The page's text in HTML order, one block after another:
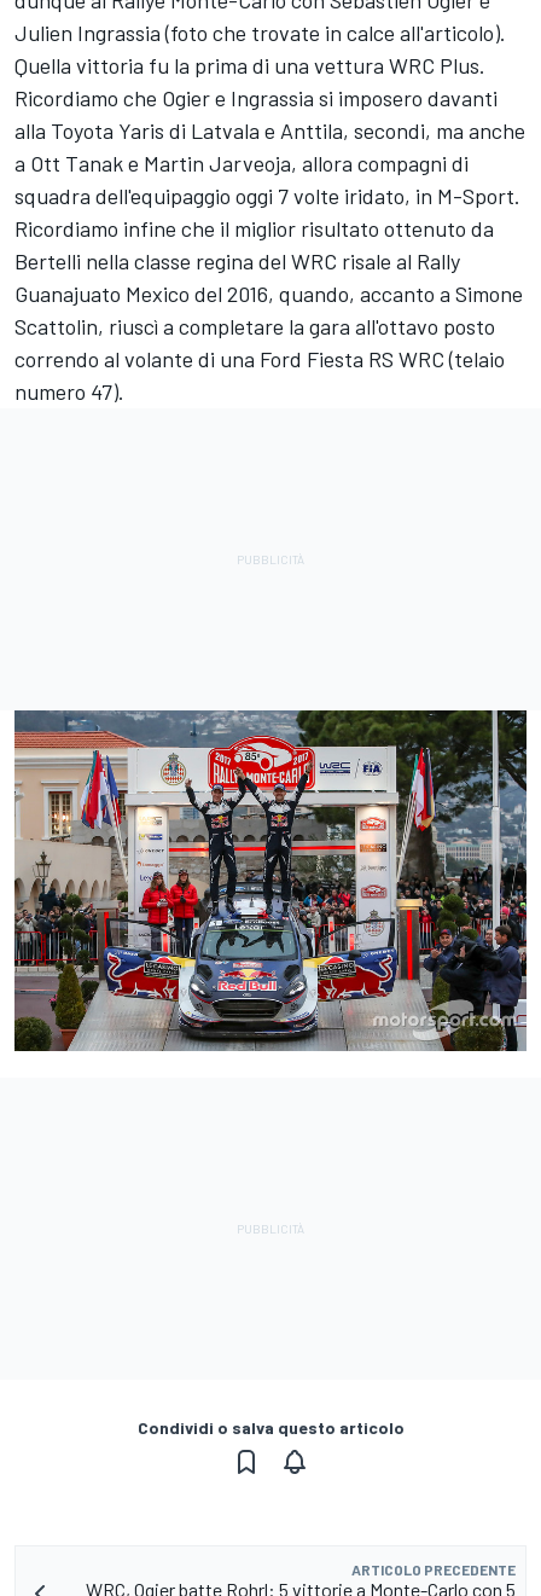
Julien Ingrassia (foto che trovate in calce all'articolo).
Quella vittoria fu la prima di una vettura WRC Plus.
Ricordiamo che Ogier e Ingrassia si imposero davanti
alla Toyota Yaris di Latvala e Anttila, secondi, ma anche
a Ott Tanak e Martin Jarveoja, allora compagni di
squadra dell'equipaggio oggi 7 volte iridato, in M-Sport.
Ricordiamo infine che il miglior risultato ottenuto da
Bertelli nella classe regina del WRC risale al Rally
Guanajuato Mexico del 2016, quando, accanto a Simone
Scattolin, riuscì a completare la gara all'ottavo posto
correndo al volante di una Ford Fiesta RS WRC (telaio
numero 47).
Condividi o salva questo articolo
ARTICOLO PRECEDENTE
WRC, Ogier batte Rohrl: 5 vittorie a Monte-Carlo con 5